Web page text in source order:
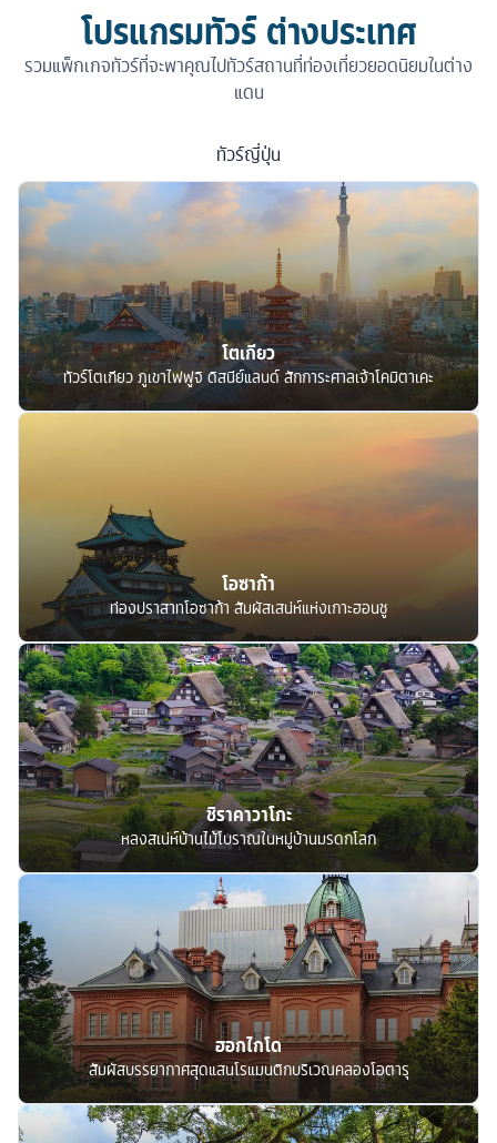
โปรแกรมทัวร์ ต่างประเทศ
รวมแพ็กเกจทัวร์ที่จะพาคุณไปทัวร์สถานที่ท่องเที่ยวยอดนิยมในต่าง
แดน
ทัวร์ญี่ปุ่น
โตเกียว
ทัวร์โตเกียว ภูเขาไฟฟูจิ ดิสนีย์แลนด์ สักการะศาลเจ้าโคมิตาเคะ
โอซาก้า
ท่องปราสาทโอซาก้า สัมผัสเสน่ห์แห่งเกาะฮอนชู
ชิราคาวาโกะ
หลงสเน่ห์บ้านไม้โบราณในหมู่บ้านมรดกโลก
ฮอกไกโด
สัมผัสบรรยากาศสุดแสนโรแมนติกบริเวณคลองโอตารุ